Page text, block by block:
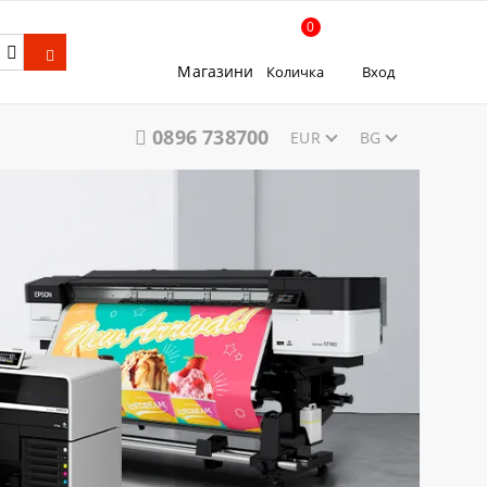
Магазини Количка
0
Вход
0896 738700 EUR BG